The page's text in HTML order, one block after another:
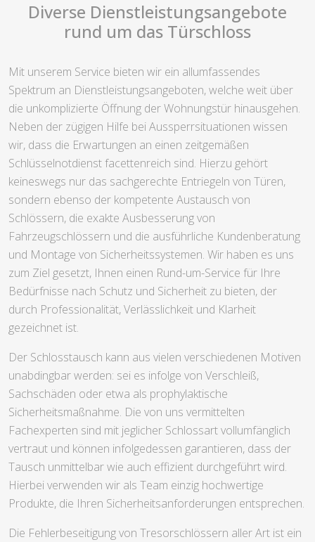
Diverse Dienstleistungsangebote
rund um das Türschloss
Mit unserem Service bieten wir ein allumfassendes
Spektrum an Dienstleistungsangeboten, welche weit über
die unkomplizierte Öffnung der Wohnungstür hinausgehen.
Neben der zügigen Hilfe bei Aussperrsituationen wissen
wir, dass die Erwartungen an einen zeitgemäßen
Schlüsselnotdienst facettenreich sind. Hierzu gehört
keineswegs nur das sachgerechte Entriegeln von Türen,
sondern ebenso der kompetente Austausch von
Schlössern, die exakte Ausbesserung von
Fahrzeugschlössern und die ausführliche Kundenberatung
und Montage von Sicherheitssystemen. Wir haben es uns
zum Ziel gesetzt, Ihnen einen Rund-um-Service für Ihre
Bedürfnisse nach Schutz und Sicherheit zu bieten, der
durch Professionalität, Verlässlichkeit und Klarheit
gezeichnet ist.
Der Schlosstausch kann aus vielen verschiedenen Motiven
unabdingbar werden: sei es infolge von Verschleiß,
Sachschäden oder etwa als prophylaktische
Sicherheitsmaßnahme. Die von uns vermittelten
Fachexperten sind mit jeglicher Schlossart vollumfänglich
vertraut und können infolgedessen garantieren, dass der
Tausch unmittelbar wie auch effizient durchgeführt wird.
Hierbei verwenden wir als Team einzig hochwertige
Produkte, die Ihren Sicherheitsanforderungen entsprechen.
Die Fehlerbeseitigung von Tresorschlössern aller Art ist ein